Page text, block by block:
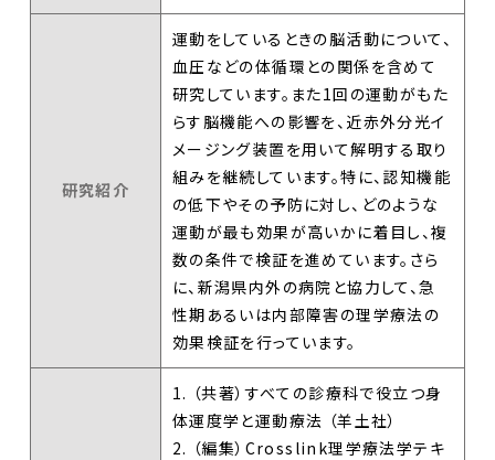
研究紹介
運動をしているときの脳活動について、
血圧などの体循環との関係を含めて
研究しています。また1回の運動がもた
らす脳機能への影響を、近赤外分光イ
メージング装置を用いて解明する取り
組みを継続しています。特に、認知機能
の低下やその予防に対し、どのような
運動が最も効果が高いかに着目し、複
数の条件で検証を進めています。さら
に、新潟県内外の病院と協力して、急
性期あるいは内部障害の理学療法の
効果検証を行っています。
1. （共著）すべての診療科で役立つ身
体運度学と運動療法 （羊土社）
2. （編集）Crosslink理学療法学テキ